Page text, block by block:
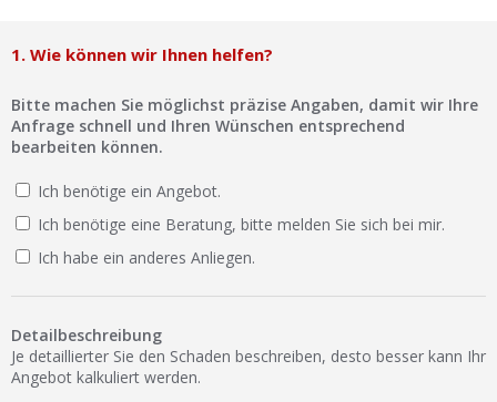
Ratgeber
Scheibensuche
FAQ
Lexikon
Ist Ihre Werkstatt schon dabei?
Werkstatt Login
1. Wie können wir Ihnen helfen?
Bitte machen Sie möglichst präzise Angaben, damit wir Ihre
Anfrage schnell und Ihren Wünschen entsprechend
bearbeiten können.
Ich benötige ein Angebot.
Ich benötige eine Beratung, bitte melden Sie sich bei mir.
Ich habe ein anderes Anliegen.
Detailbeschreibung
Je detaillierter Sie den Schaden beschreiben, desto besser kann Ihr
Angebot kalkuliert werden.